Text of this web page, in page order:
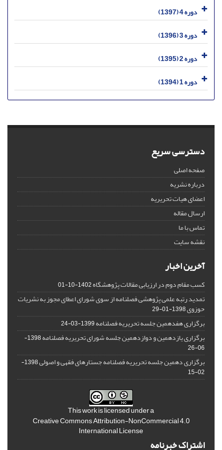
دوره 4 (1397)
دوره 3 (1396)
دوره 2 (1395)
دوره 1 (1394)
دسترسی سریع
صفحه اصلی
درباره نشریه
اعضای هیات تحریریه
ارسال مقاله
تماس با ما
نقشه سایت
آخرین اخبار
کسب مقام دوم در ارزیابی مقالات پژوهشگاه1402-10-01
تمدید رتبه علمی پژوهشی فصلنامه از سوی شورای اعطای مجوز به نشریات
حوزوی1398-01-29
برگزاری هفدهمین جلسه تحریریه فصلنامه1399-03-24
برگزاری یازدهمین و دوازدهمین جلسه شورای تحریریه فصلنامه
1398-
06-26
برگزاری دهمین جلسه تحریریه فصلنامه جستارهای فقهی و اصولی
1398-
02-15
This work is licensed under a
Creative Commons Attribution-NonCommercial 4.0
International License
اشتراک خبرنامه